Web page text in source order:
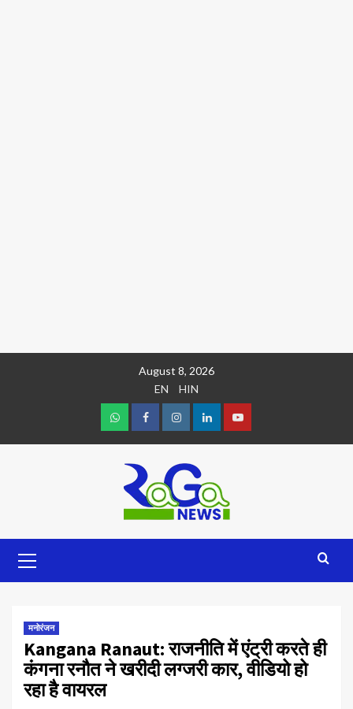
August 8, 2026
EN
HIN
मनोरंजन
Kangana Ranaut: राजनीति में एंट्री करते ही
कंगना रनौत ने खरीदी लग्जरी कार, वीडियो हो
रहा है वायरल